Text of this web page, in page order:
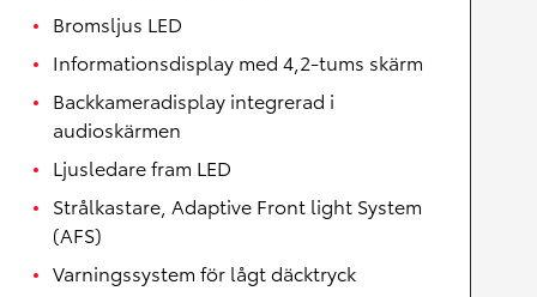
Bromsljus LED
Informationsdisplay med 4,2-tums skärm
Backkameradisplay integrerad i
audioskärmen
Ljusledare fram LED
Strålkastare, Adaptive Front light System
(AFS)
Varningssystem för lågt däcktryck